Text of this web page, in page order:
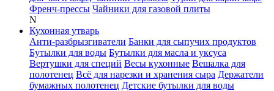
Френч-прессы Чайники для газовой плиты
N
Кухонная утварь
Анти-разбрызгиватели Банки для сыпучих продуктов
Бутылки для воды Бутылки для масла и уксуса
Вертушки для специй Весы кухонные Вешалка для
полотенец Всё для нарезки и хранения сыра Держатели
бумажных полотенец Детские бутылки для воды